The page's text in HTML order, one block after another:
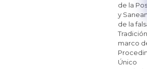
de la
y
de la
marco
Único